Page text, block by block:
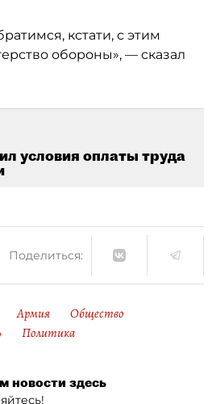
кстати, с этим
обороны», — сказал
условия оплаты труда
Поделиться:
Армия
Общество
Политика
новости здесь